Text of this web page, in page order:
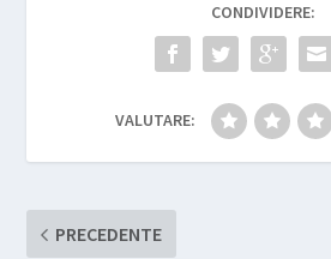
CONDIVIDERE:
VALUTARE:
PRECEDENTE